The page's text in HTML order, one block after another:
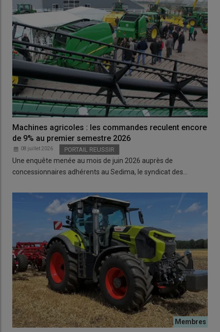
Machines agricoles : les commandes reculent encore
de 9% au premier semestre 2026
08 juillet 2026 PORTAIL REUSSIR
Une enquête menée au mois de juin 2026 auprès de
concessionnaires adhérents au Sedima, le syndicat des…